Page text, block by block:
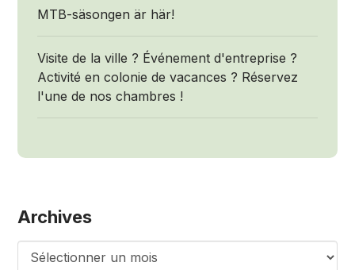
MTB-säsongen är här!
Visite de la ville ? Événement d'entreprise ?
Activité en colonie de vacances ? Réservez
l'une de nos chambres !
Archives
Archives